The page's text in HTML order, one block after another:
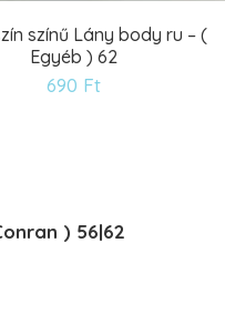
színű Lány body ru – (
Egyéb ) 62
690 Ft
) 56|62